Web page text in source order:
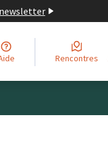
Aide Rencontres